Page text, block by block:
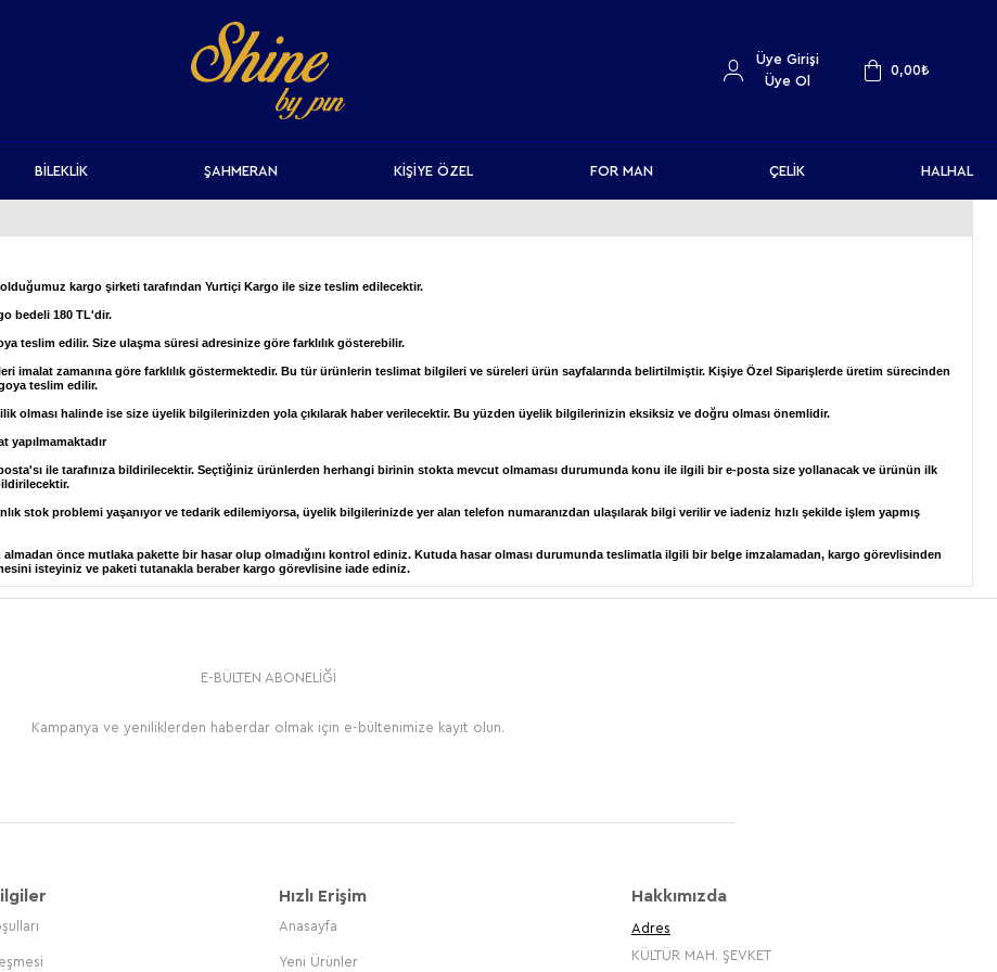
Üye Girişi
Üye Ol
0,00₺
BİLEKLİK ŞAHMERAN KİŞİYE ÖZEL FOR MAN ÇELİK HALHAL
kargo şirketi tarafından Yurtiçi Kargo ile size teslim edilecektir.
bedeli 180 TL'dir.
teslim edilir. Size ulaşma süresi adresinize göre farklılık gösterebilir.
imalat zamanına göre farklılık göstermektedir. Bu tür ürünlerin teslimat bilgileri ve süreleri ürün sayfalarında belirtilmiştir. Kişiye Özel Siparişlerde üretim sürecinden
teslim edilir.
olması halinde ise size üyelik bilgilerinizden yola çıkılarak haber verilecektir. Bu yüzden üyelik bilgilerinizin eksiksiz ve doğru olması önemlidir.
yapılmamaktadır
posta'sı ile tarafınıza bildirilecektir. Seçtiğiniz ürünlerden herhangi birinin stokta mevcut olmaması durumunda konu ile ilgili bir e-posta size yollanacak ve ürünün ilk
stok problemi yaşanıyor ve tedarik edilemiyorsa, üyelik bilgilerinizde yer alan telefon numaranızdan ulaşılarak bilgi verilir ve iadeniz hızlı şekilde işlem yapmış
almadan önce mutlaka pakette bir hasar olup olmadığını kontrol ediniz. Kutuda hasar olması durumunda teslimatla ilgili bir belge imzalamadan, kargo görevlisinden
isteyiniz ve paketi tutanakla beraber kargo görevlisine iade ediniz.
E-BÜLTEN ABONELİĞİ
Kampanya ve yeniliklerden haberdar olmak için e-bültenimize kayıt olun.
Hızlı Erişim
Anasayfa
Yeni Ürünler
Hakkımızda
Adres
KÜLTÜR MAH. ŞEVKET